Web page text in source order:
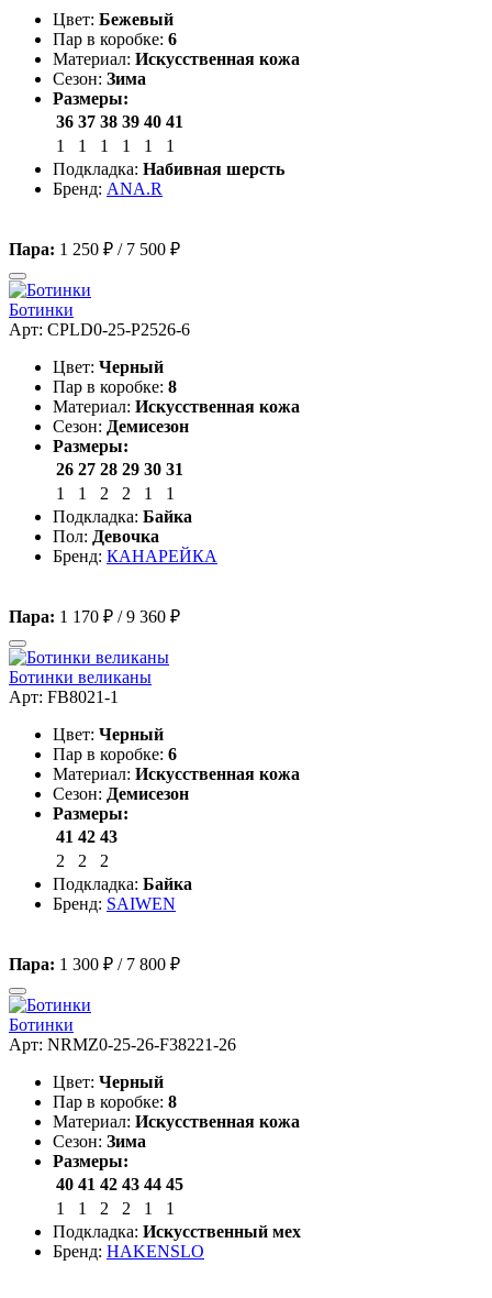
Цвет: Бежевый
Пар в коробке: 6
Материал: Искусственная кожа
Сезон: Зима
Размеры:
36 37 38 39 40 41
1
1 1 1 1
1
Подкладка: Набивная шерсть
Бренд: ANA.R
Пара: 1 250 ₽ / 7 500 ₽
Ботинки
Арт: CPLD0-25-P2526-6
Цвет: Черный
Пар в коробке: 8
Материал: Искусственная кожа
Сезон: Демисезон
Размеры:
26 27 28 29 30 31
1
1 2 2 1
1
Подкладка: Байка
Пол: Девочка
Бренд: КАНАРЕЙКА
Пара: 1 170 ₽ /9 360 ₽
Ботинки великаны
Арт: FB8021-1
Цвет: Черный
Пар в коробке: 6
Материал: Искусственная кожа
Сезон: Демисезон
Размеры:
41 42 43
2
2
2
Подкладка: Байка
Бренд: SAIWEN
Пара: 1 300 ₽ / 7 800 ₽
Ботинки
Арт: NRMZ0-25-26-F38221-26
Цвет: Черный
Пар в коробке: 8
Материал: Искусственная кожа
Сезон: Зима
Размеры:
40 41 42 43 44 45
1
1 2 2 1
1
Подкладка: Искусственный мех
Бренд: HAKENSLO